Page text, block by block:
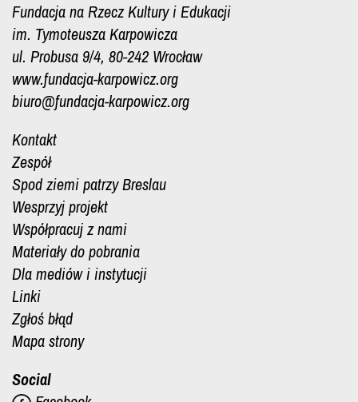
Fundacja na Rzecz Kultury i Edukacji
im. Tymoteusza Karpowicza
ul. Probusa 9/4, 80-242 Wrocław
www.fundacja-karpowicz.org
biuro@fundacja-karpowicz.org
Kontakt
Zespół
Spod ziemi patrzy Breslau
Wesprzyj projekt
Współpracuj z nami
Materiały do pobrania
Dla mediów i instytucji
Linki
Zgłoś błąd
Mapa strony
Social